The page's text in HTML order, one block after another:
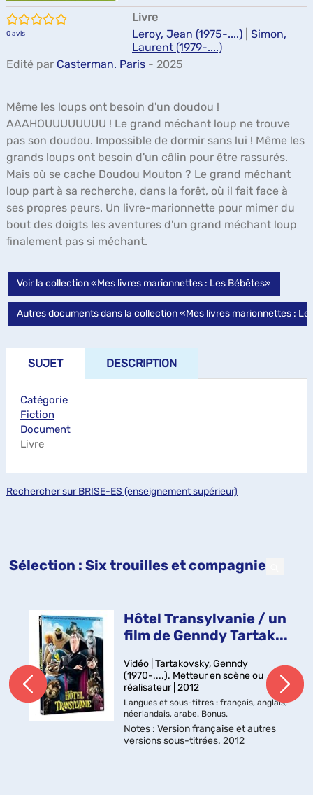
/5
0avis
Livre
Leroy, Jean (1975-....)
Simon,
Laurent (1979-....)
Edité par Casterman. Paris - 2025
Même les loups ont besoin d'un doudou !
AAAHOUUUUUUUU ! Le grand méchant loup ne trouve
pas son doudou. Impossible de dormir sans lui ! Même les
grands loups ont besoin d'un câlin pour être rassurés.
Mais où se cache Doudou Mouton ? Le grand méchant
loup part à sa recherche, dans la forêt, où il fait face à
ses propres peurs. Un livre-marionnette pour mimer du
bout des doigts les aventures d'un grand méchant loup
finalement pas si méchant.
Voir la collection «Mes livres marionnettes : Les Bébêtes»
Autres documents dans la collection «Mes livres marionnettes :
SUJET DESCRIPTION
Catégorie
Fiction
Document
Livre
Rechercher sur BRISE-ES (enseignement supérieur)
Sélection : Six trouilles et compagnie
Hôtel Transylvanie / un
film de Genndy Tartak...
Vidéo | Tartakovsky, Genndy
(1970-....). Metteur en scène ou
réalisateur | 2012
Langues et sous-titres : français, anglais,
néerlandais, arabe. Bonus.
Notes: Version française et autres
versions sous-titrées. 2012